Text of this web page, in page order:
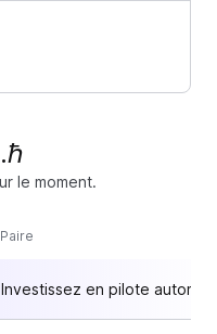
le moment.
Paire
Investissez en pilote